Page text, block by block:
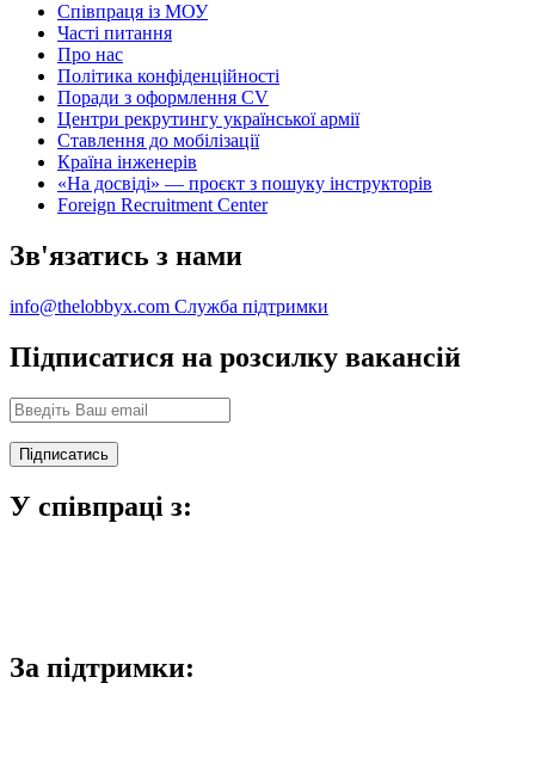
Співпраця із МОУ
Часті питання
Про нас
Політика конфіденційності
Поради з оформлення CV
Центри рекрутингу української армії
Ставлення до мобілізації
Країна інженерів
«На досвіді» — проєкт з пошуку інструкторів
Foreign Recruitment Center
Зв'язатись з нами
info@thelobbyx.com Служба підтримки
Підписатися на розсилку вакансій
У співпраці з:
За підтримки: